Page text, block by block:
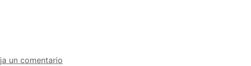
un comentario